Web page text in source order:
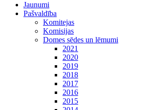
Jaunumi
Pašvaldība
Komitejas
Komisijas
Domes sēdes un lēmumi
2021
2020
2019
2018
2017
2016
2015